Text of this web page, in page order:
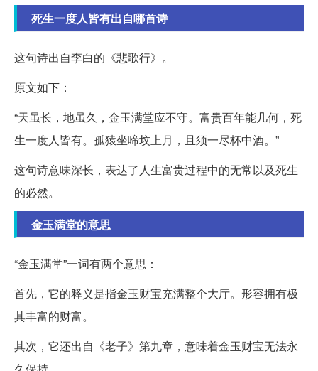
死生一度人皆有出自哪首诗
这句诗出自李白的《悲歌行》。
原文如下：
“天虽长，地虽久，金玉满堂应不守。富贵百年能几何，死
生一度人皆有。孤猿坐啼坟上月，且须一尽杯中酒。”
这句诗意味深长，表达了人生富贵过程中的无常以及死生
的必然。
金玉满堂的意思
“金玉满堂”一词有两个意思：
首先，它的释义是指金玉财宝充满整个大厅。形容拥有极
其丰富的财富。
其次，它还出自《老子》第九章，意味着金玉财宝无法永